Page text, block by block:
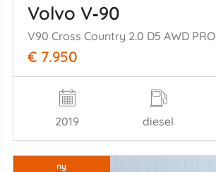
Volvo V‑90
V90 Cross Country 2.0 D5 AWD PRO
€ 7.950
2019 diesel
ny